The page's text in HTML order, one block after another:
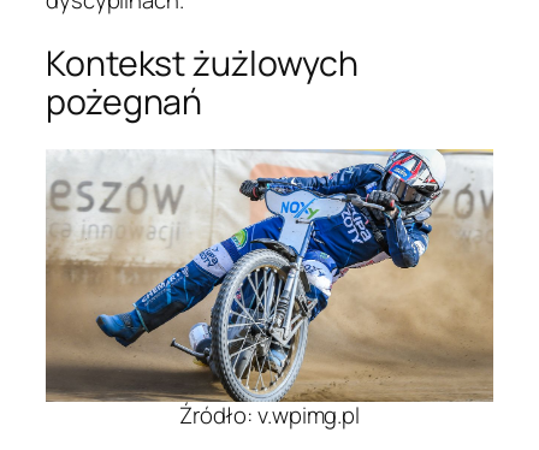
Kontekst żużlowych
pożegnań
Źródło: v.wpimg.pl